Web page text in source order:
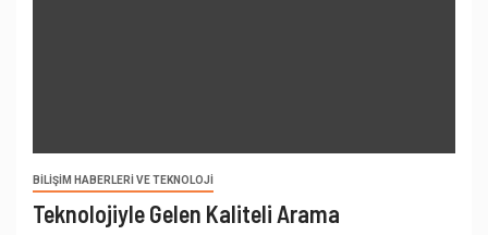
BILIŞIM HABERLERI VE TEKNOLOJI
Teknolojiyle Gelen Kaliteli Arama